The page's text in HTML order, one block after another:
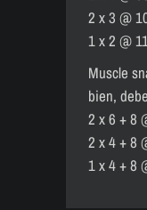
2 x 3 @
1 x 2 @
Muscle
bien,
2 x 6 + 8
2 x 4 + 8
1 x 4 + 8